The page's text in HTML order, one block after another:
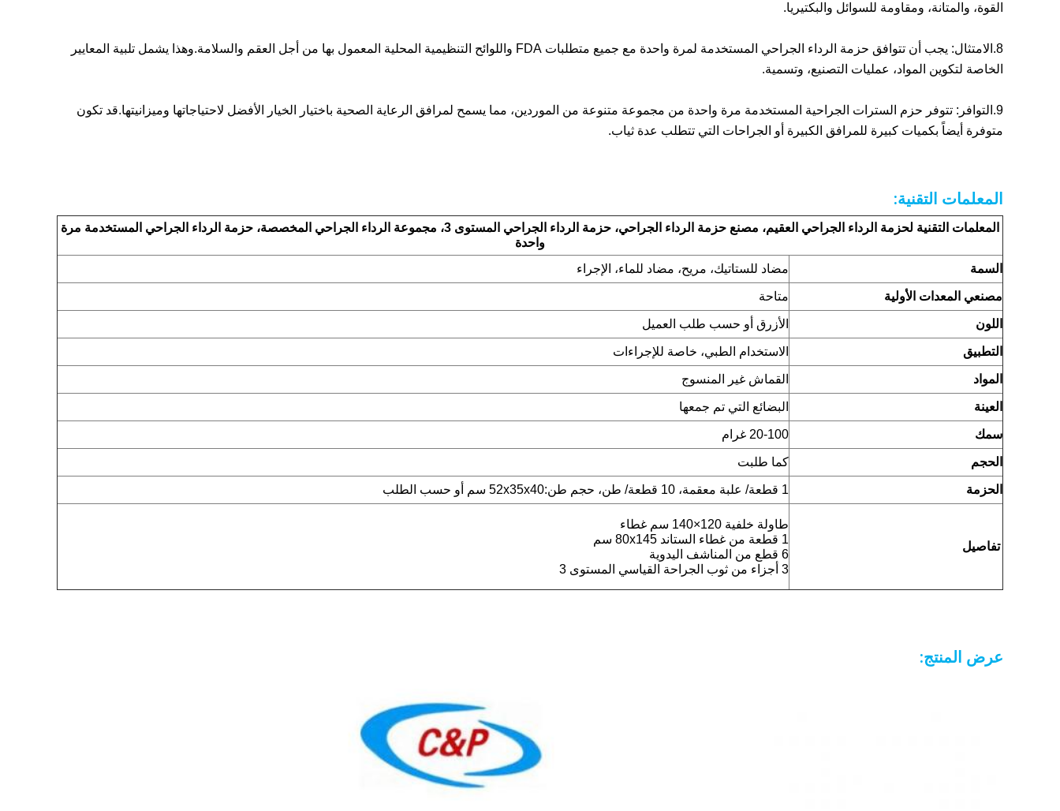
القوة، والمتانة، ومقاومة للسوائل والبكتيريا.
8.
الخاصة لتكوين المواد، عمليات التصنيع، وتسمية.
9.
متوفرة أيضاً بكميات كبيرة للمرافق الكبيرة أو الجراحات التي تتطلب عدة ثياب.
المعلمات التقنية:
المعلمات التقنية لحزمة الرداء الجراحي العقيم، مصنع حزمة الرداء الجراحي، حزمة الرداء الجراحي المستوى 3، مجموعة الرداء الجراحي المخصصة، حزمة الرداء الجراحي المستخدمة مرة
واحدة
السمة
مضاد للستاتيك، مريح، مضاد للماء، الإجراء
مصنعي المعدات الأولية متاحة
اللون الأزرق أو حسب طلب العميل
التطبيق الاستخدام الطبي، خاصة للإجراءات
المواد القماش غير المنسوج
العينة البضائع التي تم جمعها
سمك 20-100 غرام
الحجم كما طلبت
الحزمة 1 قطعة/ علبة معقمة، 10 قطعة/ طن، حجم طن:52x35x40 سم أو حسب الطلب
تفاصيل
طاولة خلفية 120×140 سم غطاء
1 قطعة من غطاء الستاند 80x145 سم
6 قطع من المناشف اليدوية
3 أجزاء من ثوب الجراحة القياسي المستوى 3
عرض المنتج: